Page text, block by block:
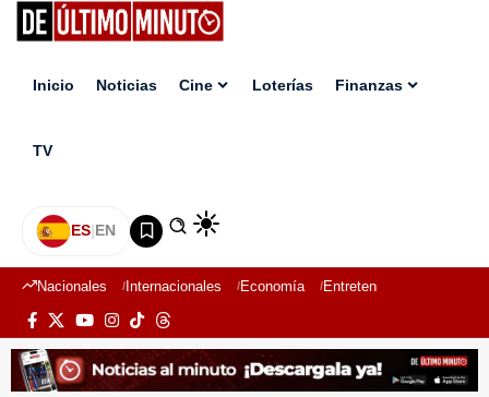
Inicio Noticias Cine Loterías Finanzas
TV
ES|EN
Nacionales Internacionales Economía Entretenimiento